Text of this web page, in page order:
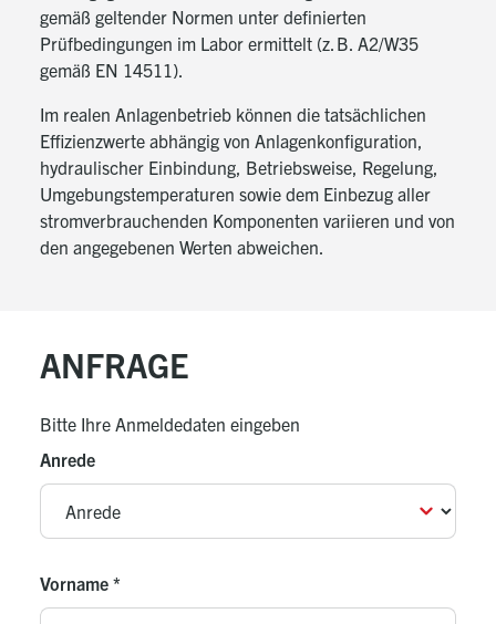
und Heizungskreis integriert
Schmutzfänger für Solekreis und Außenfühler im
Lieferumfang
gemäß geltender Normen unter definierten
Prüfbedingungen im Labor ermittelt (z. B. A2/W35
gemäß EN 14511).
Im realen Anlagenbetrieb können die tatsächlichen
Effizienzwerte abhängig von Anlagenkonfiguration,
hydraulischer Einbindung, Betriebsweise, Regelung,
Umgebungstemperaturen sowie dem Einbezug aller
stromverbrauchenden Komponenten variieren und von
den angegebenen Werten abweichen.
ANFRAGE
Bitte Ihre Anmeldedaten eingeben
Anrede
Vorname *